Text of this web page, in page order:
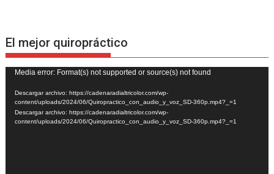
El mejor quiropráctico
Reproductor
de
vídeo
Media error: Format(s) not supported or source(s) not found
Descargar archivo: https://cadenaradialtricolor.com/wp-
content/uploads/2024/06/Quiropractico_con_audio_y_voz_SD-360p.mp4?_=1
Descargar archivo: https://cadenaradialtricolor.com/wp-
content/uploads/2024/06/Quiropractico_con_audio_y_voz_SD-360p.mp4?_=1